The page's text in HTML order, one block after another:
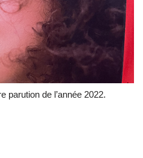
parution de l’année 2022.